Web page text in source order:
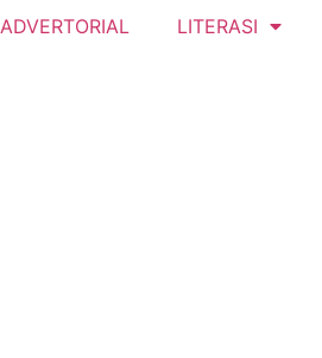
ADVERTORIAL LITERASI